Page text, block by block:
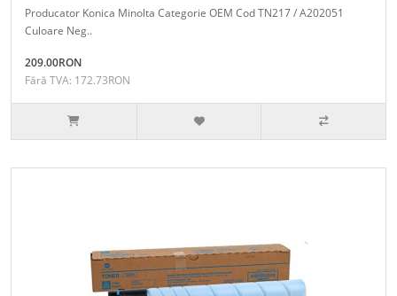
Producator Konica Minolta Categorie OEM Cod TN217 / A202051
Culoare Neg..
209.00RON
Fără TVA: 172.73RON